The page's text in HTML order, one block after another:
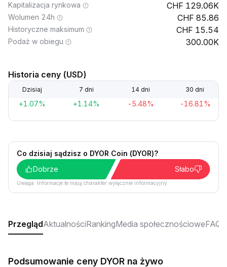
Kapitalizacja rynkowa 129.06K
Wolumen 24h 85.86
Historyczne maksimum 15.54
Podaż w obiegu 300.00K
Historia ceny (USD)
Dzisiaj 7 dni 14 dni 30 dni
+1.07% +1.14% -5.48% -16.81%
Co dzisiaj sądzisz o DYOR Coin (DYOR)?
Dobrze
Słabo
Uwaga: Informacje te mają charakter wyłącznie informacyjny.
PrzeglądAktualnościRankingMedia społecznościoweFAQ
Podsumowanie ceny DYOR na żywo